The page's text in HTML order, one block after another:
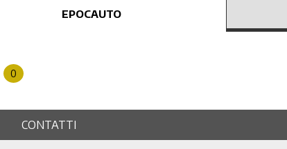
EPOCAUTO
0
CONTATTI